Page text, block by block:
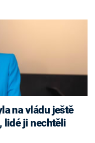
na vládu ještě
lidé ji nechtěli